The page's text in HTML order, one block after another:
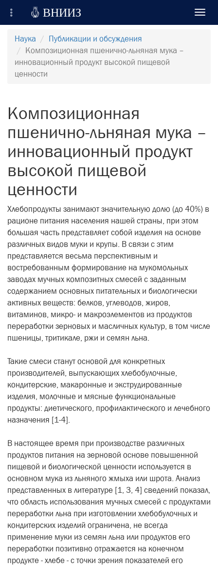
Всероссийский Научно-Исследовательский
Институт Зерна и продуктов его переработки
Регистрация
Отправить сообщение
 ВНИИЗ
Наука
Публикации и обсуждения
Композиционная пшенично-льняная мука –
инновационный продукт высокой пищевой
ценности
Композиционная
пшенично-льняная мука –
инновационный продукт
высокой пищевой
ценности
Хлебопродукты занимают значительную долю (до 40%) в
рационе питания населения нашей страны, при этом
большая часть представляет собой изделия на основе
различных видов муки и крупы. В связи с этим
представляется весьма перспективным и
востребованным формирование на мукомольных
заводах мучных композитных смесей с заданным
содержанием основных питательных и биологически
активных веществ: белков, углеводов, жиров,
витаминов, микро- и макроэлементов из продуктов
переработки зерновых и масличных культур, в том числе
пшеницы, тритикале, ржи и семян льна.
Такие смеси станут основой для конкретных
производителей, выпускающих хлебобулочные,
кондитерские, макаронные и экструдированные
изделия, молочные и мясные функциональные
продукты: диетического, профилактического и лечебного
назначения [1-4].
В настоящее время при производстве различных
продуктов питания на зерновой основе повышенной
пищевой и биологической ценности используется в
основном мука из льняного жмыха или шрота. Анализ
представленных в литературе [1, 3, 4] сведений показал,
что область использования мучных смесей с продуктами
переработки льна при изготовлении хлебобулочных и
кондитерских изделий ограничена, не всегда
применение муки из семян льна или продуктов его
переработки позитивно отражается на конечном
продукте - хлебе - с точки зрения показателей его